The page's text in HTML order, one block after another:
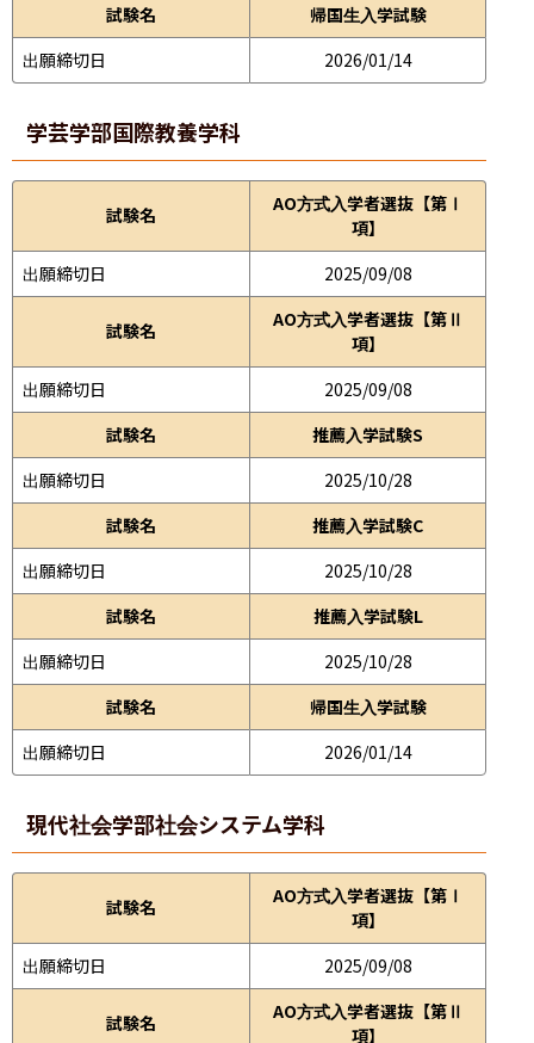
試験名
帰国生入学試験
出願締切日
2026/01/14
学芸学部国際教養学科
試験名
AO方式入学者選抜【第Ⅰ
項】
出願締切日
2025/09/08
試験名
AO方式入学者選抜【第Ⅱ
項】
出願締切日
2025/09/08
試験名
推薦入学試験S
出願締切日
2025/10/28
試験名
推薦入学試験C
出願締切日
2025/10/28
試験名
推薦入学試験L
出願締切日
2025/10/28
試験名
帰国生入学試験
出願締切日
2026/01/14
現代社会学部社会システム学科
試験名
AO方式入学者選抜【第Ⅰ
項】
出願締切日
2025/09/08
試験名
AO方式入学者選抜【第Ⅱ
項】